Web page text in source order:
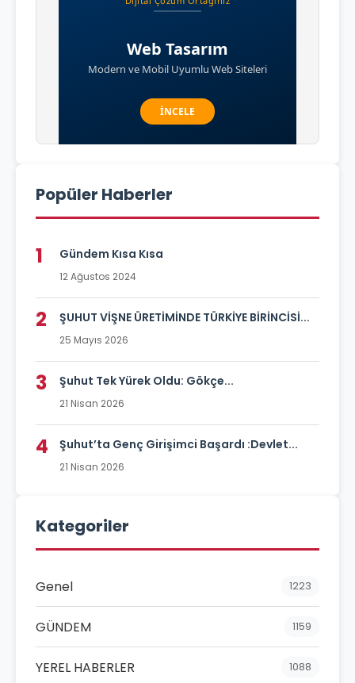
Popüler Haberler
1 Gündem Kısa Kısa
12 Ağustos 2024
2 ŞUHUT VİŞNE ÜRETİMİNDE TÜRKİYE BİRİNCİSİ...
25 Mayıs 2026
3 Şuhut Tek Yürek Oldu: Gökçe...
21 Nisan 2026
4 Şuhut’ta Genç Girişimci Başardı :Devlet...
21 Nisan 2026
Kategoriler
Genel 1223
GÜNDEM 1159
YEREL HABERLER 1088